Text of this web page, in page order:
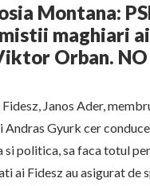
Montana:
maghiari
Orban.
Janos Ader,
Andras Gyurk cer
si politica, sa faca totul
ai Fidesz au asigurat de